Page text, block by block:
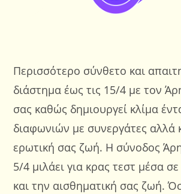
Περισσότερο σύνθετο και
διάστημα έως τις 15/4 με τον
σας καθώς δημιουργεί κλίμα
διαφωνιών με συνεργάτες αλλά
ερωτική σας ζωή. Η σύνοδος
5/4 μιλάει για κρας τεστ μέσα
και την αισθηματική σας ζωή.